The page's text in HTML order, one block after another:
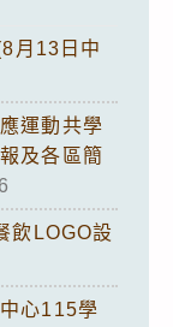
月13日中
運動共學
及各區簡
飲LOGO設
心115學